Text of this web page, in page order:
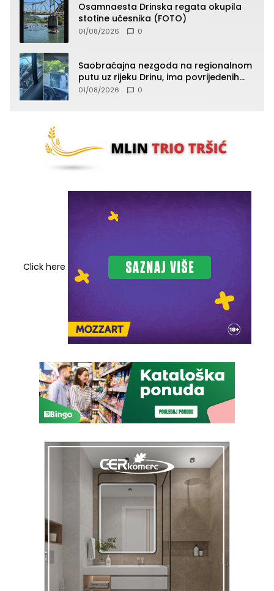
Osamnaesta Drinska regata okupila
stotine učesnika (FOTO)
01/08/2026 0
Saobraćajna nezgoda na regionalnom
putu uz rijeku Drinu, ima povrijeđenih
lica (FOTO)
01/08/2026 0
Click here